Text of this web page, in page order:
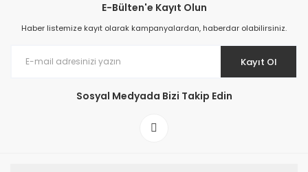
E-Bülten'e Kayıt Olun
Haber listemize kayıt olarak kampanyalardan, haberdar olabilirsiniz.
Kayıt Ol
Sosyal Medyada Bizi Takip Edin